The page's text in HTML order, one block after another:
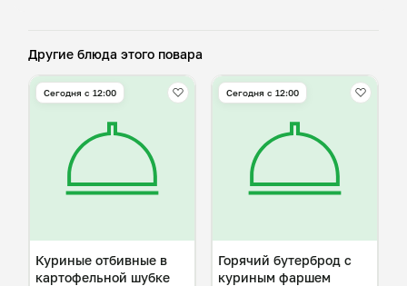
Другие блюда этого повара
Сегодня с 12:00
Куриные отбивные в
картофельной шубке
Сегодня с 12:00
Горячий бутерброд с
куриным фаршем